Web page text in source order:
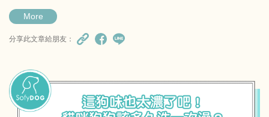
More
分享此文章給朋友：